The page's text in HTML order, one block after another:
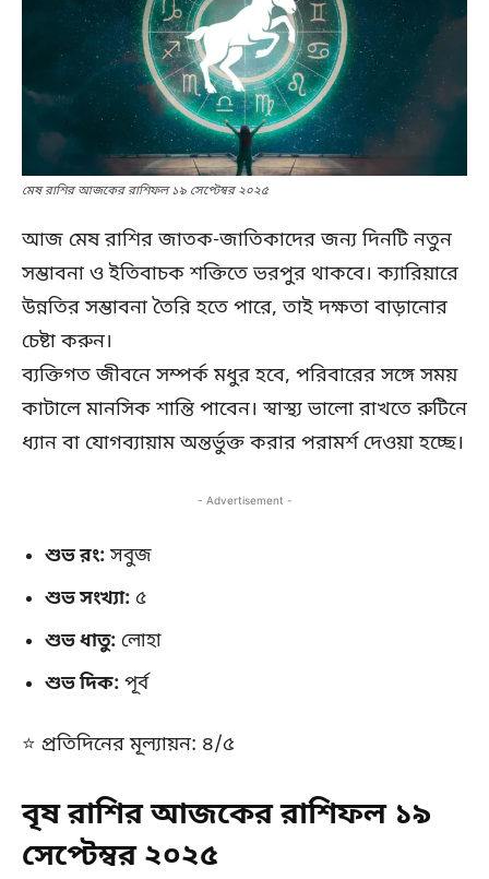
মেষ রাশির আজকের রাশিফল ১৯ সেপ্টেম্বর ২০২৫
আজ মেষ রাশির জাতক-জাতিকাদের জন্য দিনটি নতুন
সম্ভাবনা ও ইতিবাচক শক্তিতে ভরপুর থাকবে। ক্যারিয়ারে
উন্নতির সম্ভাবনা তৈরি হতে পারে, তাই দক্ষতা বাড়ানোর
চেষ্টা করুন।
ব্যক্তিগত জীবনে সম্পর্ক মধুর হবে, পরিবারের সঙ্গে সময়
কাটালে মানসিক শান্তি পাবেন। স্বাস্থ্য ভালো রাখতে রুটিনে
ধ্যান বা যোগব্যায়াম অন্তর্ভুক্ত করার পরামর্শ দেওয়া হচ্ছে।
- Advertisement -
শুভ রং:সবুজ
শুভ সংখ্যা: ৫
শুভ ধাতু: লোহা
শুভ দিক: পূর্ব
⭐ প্রতিদিনের মূল্যায়ন: ৪/৫
বৃষ রাশির আজকের রাশিফল ১৯
সেপ্টেম্বর ২০২৫